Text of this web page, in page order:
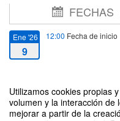
Utilizamos cookies propias
volumen y la interacción de
mejorar a partir de la
FECHAS
Ene '26
9
12:00 Fecha de inicio
9